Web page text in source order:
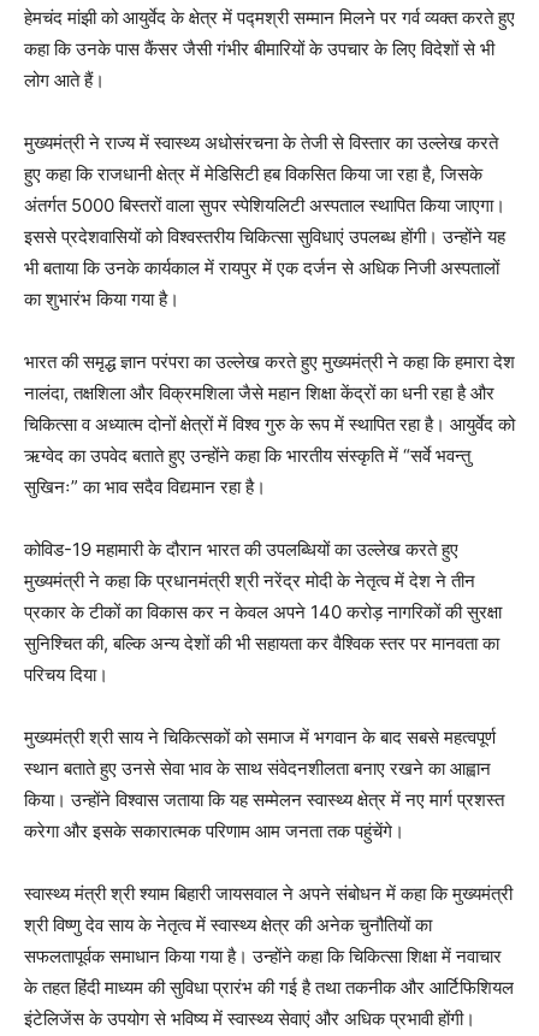
हेमचंद मांझी को आयुर्वेद के क्षेत्र में पद्मश्री सम्मान मिलने पर गर्व व्यक्त करते हुए
कहा कि उनके पास कैंसर जैसी गंभीर बीमारियों के उपचार के लिए विदेशों से भी
लोग आते हैं।
मुख्यमंत्री ने राज्य में स्वास्थ्य अधोसंरचना के तेजी से विस्तार का उल्लेख करते
हुए कहा कि राजधानी क्षेत्र में मेडिसिटी हब विकसित किया जा रहा है, जिसके
अंतर्गत 5000 बिस्तरों वाला सुपर स्पेशियलिटी अस्पताल स्थापित किया जाएगा।
इससे प्रदेशवासियों को विश्वस्तरीय चिकित्सा सुविधाएं उपलब्ध होंगी। उन्होंने यह
भी बताया कि उनके कार्यकाल में रायपुर में एक दर्जन से अधिक निजी अस्पतालों
का शुभारंभ किया गया है।
भारत की समृद्ध ज्ञान परंपरा का उल्लेख करते हुए मुख्यमंत्री ने कहा कि हमारा देश
नालंदा, तक्षशिला और विक्रमशिला जैसे महान शिक्षा केंद्रों का धनी रहा है और
चिकित्सा व अध्यात्म दोनों क्षेत्रों में विश्व गुरु के रूप में स्थापित रहा है। आयुर्वेद को
ऋग्वेद का उपवेद बताते हुए उन्होंने कहा कि भारतीय संस्कृति में “सर्वे भवन्तु
सुखिनः” का भाव सदैव विद्यमान रहा है।
कोविड-19 महामारी के दौरान भारत की उपलब्धियों का उल्लेख करते हुए
मुख्यमंत्री ने कहा कि प्रधानमंत्री श्री नरेंद्र मोदी के नेतृत्व में देश ने तीन
प्रकार के टीकों का विकास कर न केवल अपने 140 करोड़ नागरिकों की सुरक्षा
सुनिश्चित की, बल्कि अन्य देशों की भी सहायता कर वैश्विक स्तर पर मानवता का
परिचय दिया।
मुख्यमंत्री श्री साय ने चिकित्सकों को समाज में भगवान के बाद सबसे महत्वपूर्ण
स्थान बताते हुए उनसे सेवा भाव के साथ संवेदनशीलता बनाए रखने का आह्वान
किया। उन्होंने विश्वास जताया कि यह सम्मेलन स्वास्थ्य क्षेत्र में नए मार्ग प्रशस्त
करेगा और इसके सकारात्मक परिणाम आम जनता तक पहुंचेंगे।
स्वास्थ्य मंत्री श्री श्याम बिहारी जायसवाल ने अपने संबोधन में कहा कि मुख्यमंत्री
श्री विष्णु देव साय के नेतृत्व में स्वास्थ्य क्षेत्र की अनेक चुनौतियों का
सफलतापूर्वक समाधान किया गया है। उन्होंने कहा कि चिकित्सा शिक्षा में नवाचार
के तहत हिंदी माध्यम की सुविधा प्रारंभ की गई है तथा तकनीक और आर्टिफिशियल
इंटेलिजेंस के उपयोग से भविष्य में स्वास्थ्य सेवाएं और अधिक प्रभावी होंगी।